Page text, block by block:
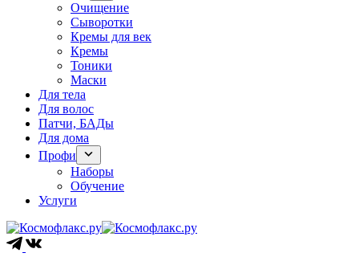
Очищение
Сыворотки
Кремы для век
Кремы
Тоники
Маски
Для тела
Для волос
Патчи, БАДы
Для дома
Профи
Наборы
Обучение
Услуги